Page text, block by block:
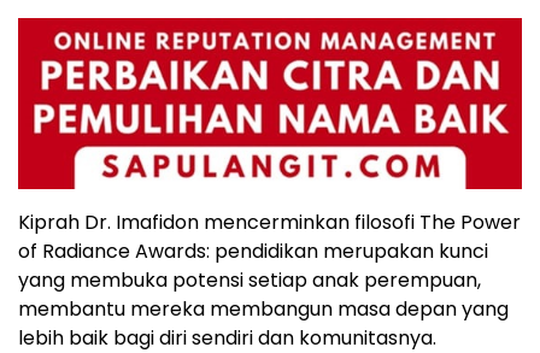
Kiprah Dr. Imafidon mencerminkan filosofi The Power
of Radiance Awards: pendidikan merupakan kunci
yang membuka potensi setiap anak perempuan,
membantu mereka membangun masa depan yang
lebih baik bagi diri sendiri dan komunitasnya.